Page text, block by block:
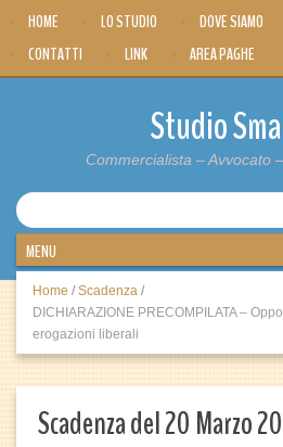
HOME LO STUDIO DOVE SIAMO
CONTATTI
LINK AREA PAGHE
Studio
Commercialista – Avvocato
Home / Scadenza /
DICHIARAZIONE PRECOMPILATA –
erogazioni liberali
Scadenza del 20 Marzo